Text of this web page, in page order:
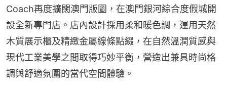
Coach再度擴闊澳門版圖，在澳門銀河綜合度假城開
設全新專門店。店內設計採用柔和暖色調，運用天然
木質展示櫃及精緻金屬線條點綴，在自然溫潤質感與
現代工業美學之間取得巧妙平衡，營造出兼具時尚格
調與舒適氛圍的當代空間體驗。